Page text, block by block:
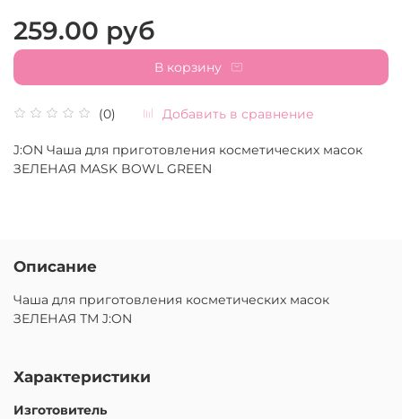
(0) Добавить в сравнение
259.00 руб
В корзину
J:ON Чаша для приготовления косметических масок
ЗЕЛЕНАЯ MASK BOWL GREEN
Описание
Чаша для приготовления косметических масок
ЗЕЛЕНАЯ ТМ J:ON
Характеристики
Изготовитель